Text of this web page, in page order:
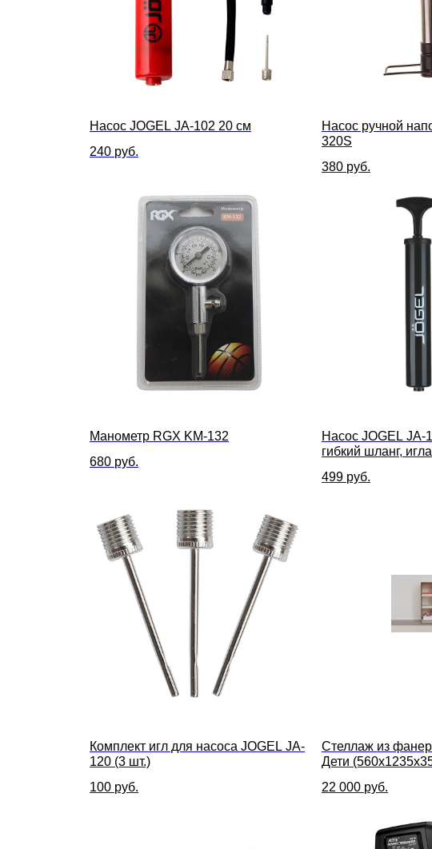
Насос JOGEL JA-102 20 см
240 руб.
Насос ручной
320S
380 руб.
Манометр RGX KM-132
680 руб.
Насос JOGEL JA-
гибкий шланг,
499 руб.
Комплект игл для насоса JOGEL JA-
120 (3 шт.)
100 руб.
Стеллаж из
Дети
22 000 руб.